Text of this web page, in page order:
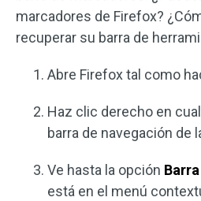
marcadores de Firefox?
recuperar su barra de
Abre Firefox tal como
Haz clic derecho en
barra de navegación de
Ve hasta la opción
está en el menú